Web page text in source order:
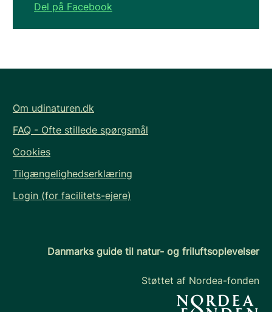
Del på Facebook
Om udinaturen.dk
FAQ - Ofte stillede spørgsmål
Cookies
Tilgængelighedserklæring
Login (for facilitets-ejere)
Danmarks guide til natur- og friluftsoplevelser
Støttet af Nordea-fonden